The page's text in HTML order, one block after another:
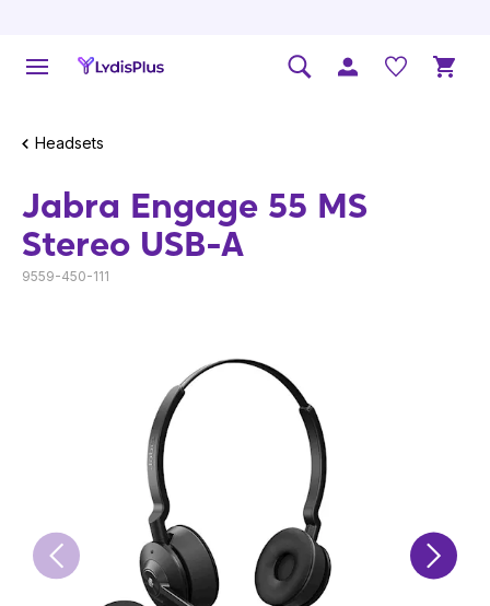
Headsets
Jabra Engage 55 MS
Stereo USB-A
9559-450-111